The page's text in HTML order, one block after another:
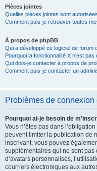
Pièces jointes
Quelles pièces jointes sont
Comment puis-je retrouver toutes
À propos de phpBB
Qui a développé ce logiciel de forum
Pourquoi la fonctionnalité X n’est pas
Qui dois-je contacter à propos de
Comment puis-je contacter un
Problèmes de connexion
Pourquoi ai-je besoin de
Vous n’êtes pas dans
peuvent limiter la publication de
inscrivant, vous pouvez
supplémentaires qui ne sont pas
d’avatars personnalisés,
courriers électroniques aux